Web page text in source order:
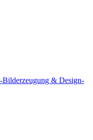
& Design-